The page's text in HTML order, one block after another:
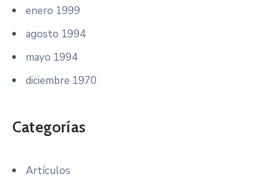
enero 1999
agosto 1994
mayo 1994
diciembre 1970
Categorías
Artículos